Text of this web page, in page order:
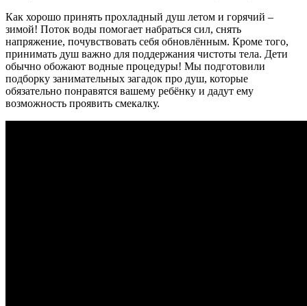
Как хорошо принять прохладный душ летом и горячий –
зимой! Поток воды помогает набраться сил, снять
напряжение, почувствовать себя обновлённым. Кроме того,
принимать душ важно для поддержания чистоты тела. Дети
обычно обожают водные процедуры! Мы подготовили
подборку занимательных загадок про душ, которые
обязательно понравятся вашему ребёнку и дадут ему
возможность проявить смекалку.